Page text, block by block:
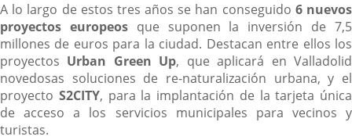
A lo largo de estos tres años se han conseguido 6 nuevos
proyectos europeosque suponen la inversión de 7,5
millones de euros para la ciudad. Destacan entre ellos los
proyectos Urban Green Up, que aplicará en Valladolid
novedosas soluciones de re-naturalización urbana, y el
proyecto S2CITY, para la implantación de la tarjeta única
de acceso a los servicios municipales para vecinos y
turistas.